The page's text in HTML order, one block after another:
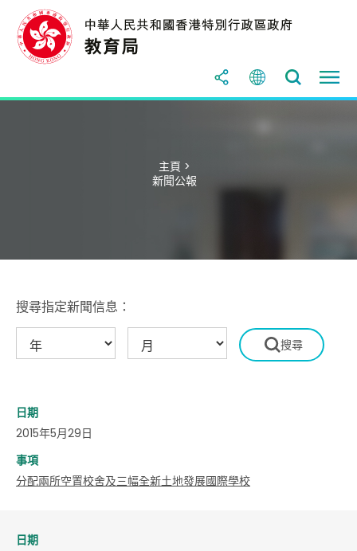
主頁 >
新聞公報
搜尋指定新聞信息：
日期
2015年5月29日
事項
分配兩所空置校舍及三幅全新土地發展國際學校
日期